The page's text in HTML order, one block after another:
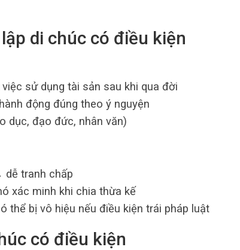
di chúc có điều kiện
việc sử dụng tài sản sau khi qua đời
động đúng theo ý nguyện
dục, đạo đức, nhân văn)
dễ tranh chấp
xác minh khi chia thừa kế
thể bị vô hiệu nếu điều kiện trái pháp luật
có điều kiện